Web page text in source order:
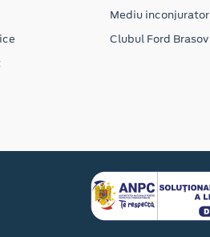
Mediu inconjurator
Clubul Ford Brasov